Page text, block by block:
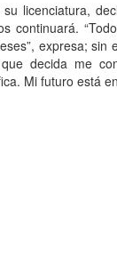
licenciatura,
continuará.
expresa; sin
decida me
Mi futuro está